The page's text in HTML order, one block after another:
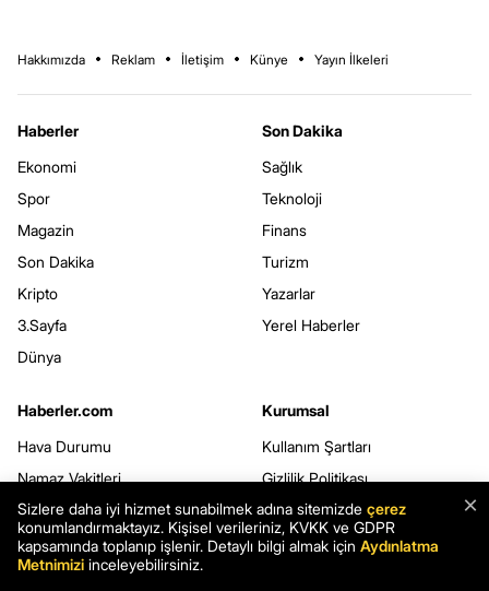
Hakkımızda Reklam İletişim Künye Yayın İlkeleri
Haberler
Ekonomi
Spor
Magazin
Son Dakika
Kripto
3.Sayfa
Dünya
Son Dakika
Sağlık
Teknoloji
Finans
Turizm
Yazarlar
Yerel Haberler
Haberler.com
Hava Durumu
Namaz Vakitleri
Seçim Sonuçları
Şans Oyunları
Rüya Tabirleri
Kurumsal
Kullanım Şartları
Gizlilik Politikası
Çerez Politikası
Kişisel Verilerin Korunması
×
Sizlere daha iyi hizmet sunabilmek adına sitemizde çerez
konumlandırmaktayız. Kişisel verileriniz, KVKK ve GDPR
kapsamında toplanıp işlenir. Detaylı bilgi almak için Aydınlatma
Metnimizi inceleyebilirsiniz.